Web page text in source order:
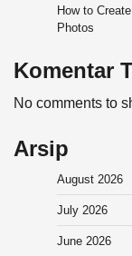
How to
Photos
Komentar
No comments to
Arsip
August 2026
July 2026
June 2026